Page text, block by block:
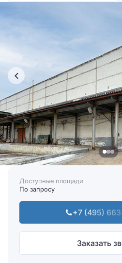
Доступные площади
По запросу
+7 (495) 663-
Заказать